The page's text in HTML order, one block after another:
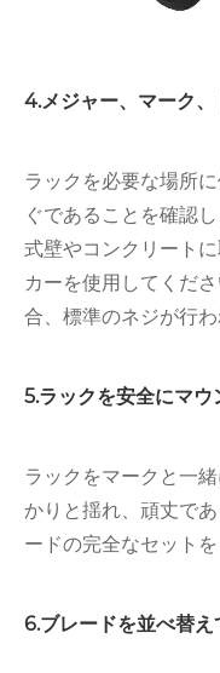
4.メジャー、マーク、
ラックを必要な場所
ぐであることを確認
式壁やコンクリート
カーを使用してくだ
合、標準のネジが行わ
5.ラックを安全にマウ
ラックをマークと一
かりと揺れ、頑丈で
ードの完全なセットを
6.ブレードを並べ替